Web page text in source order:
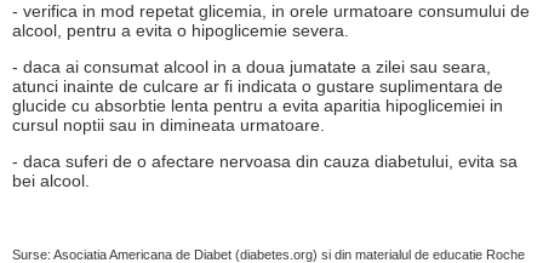
- verifica in mod repetat glicemia, in orele urmatoare consumului de
alcool, pentru a evita o hipoglicemie severa.
- daca ai consumat alcool in a doua jumatate a zilei sau seara,
atunci inainte de culcare ar fi indicata o gustare suplimentara de
glucide cu absorbtie lenta pentru a evita aparitia hipoglicemiei in
cursul noptii sau in dimineata urmatoare.
- daca suferi de o afectare nervoasa din cauza diabetului, evita sa
bei alcool.
Surse: Asociatia Americana de Diabet (diabetes.org) si din materialul de educatie Roche